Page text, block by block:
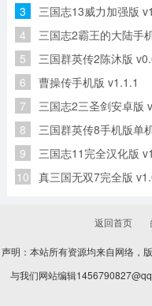
遇见你的猫安卓免费版 黑暗之潮契约免费原版
3 三国志13威力加强版
4 三国志2霸王的大陆手
5 三国群英传2陈沐版
6 曹操传手机版 v1.1.1
7 三国志2三圣剑安卓版
8 三国群英传8手机版单
9 三国志11完全汉化版
10 真三国无双7完全版
返回首页
声明：本站所有资源均来自网络，
与我们网站编辑